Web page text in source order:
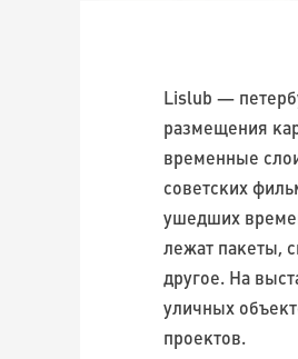
Lislub —
размещения
временные
советских
ушедших
лежат пакеты,
другое. На
уличных
проектов.